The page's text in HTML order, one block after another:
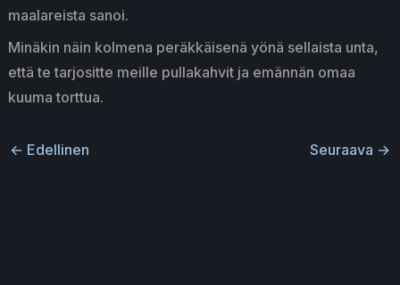
maalareista sanoi.
Minäkin näin kolmena peräkkäisenä yönä sellaista unta,
että te tarjositte meille pullakahvit ja emännän omaa
kuuma torttua.
← Edellinen Seuraava →